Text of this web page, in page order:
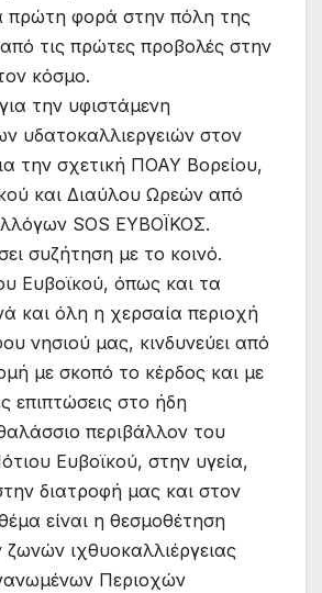
πρώτη φορά στην πόλη της
τις πρώτες προβολές στην
κόσμο.
την υφιστάμενη
υδατοκαλλιεργειών στον
την σχετική ΠΟΑΥ Βορείου,
και Διαύλου Ωρεών από
SOS ΕΥΒΟΪΚΟΣ.
συζήτηση με το κοινό.
Ευβοϊκού, όπως και τα
και όλη η χερσαία περιοχή
νησιού μας, κινδυνεύει από
με σκοπό το κέρδος και με
επιπτώσεις στο ήδη
περιβάλλον του
Ευβοϊκού, στην υγεία,
διατροφή μας και στον
είναι η θεσμοθέτηση
ζωνών ιχθυοκαλλιέργειας
Περιοχών